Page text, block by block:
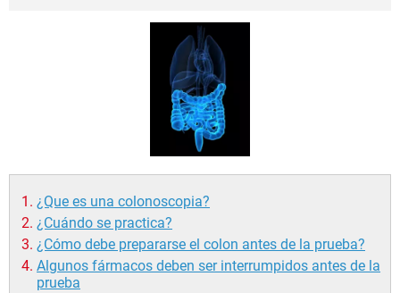
¿Que es una colonoscopia?
¿Cuándo se practica?
¿Cómo debe prepararse el colon antes de la prueba?
Algunos fármacos deben ser interrumpidos antes de la
prueba